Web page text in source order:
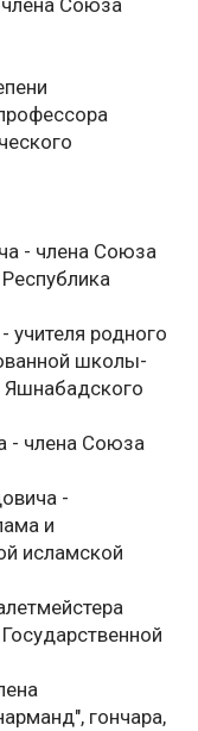
Союза
- члена Союза
учителя родного
школы-
Яшнабадского
- члена Союза
-
и
исламской
гончара,